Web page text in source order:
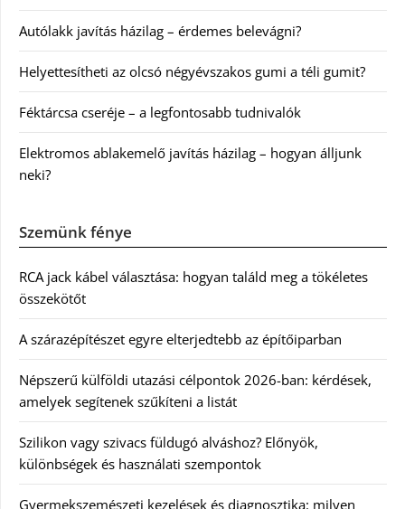
Autólakk javítás házilag – érdemes belevágni?
Helyettesítheti az olcsó négyévszakos gumi a téli gumit?
Féktárcsa cseréje – a legfontosabb tudnivalók
Elektromos ablakemelő javítás házilag – hogyan álljunk
neki?
Szemünk fénye
RCA jack kábel választása: hogyan találd meg a tökéletes
összekötőt
A szárazépítészet egyre elterjedtebb az építőiparban
Népszerű külföldi utazási célpontok 2026-ban: kérdések,
amelyek segítenek szűkíteni a listát
Szilikon vagy szivacs füldugó alváshoz? Előnyök,
különbségek és használati szempontok
Gyermekszemészeti kezelések és diagnosztika: milyen